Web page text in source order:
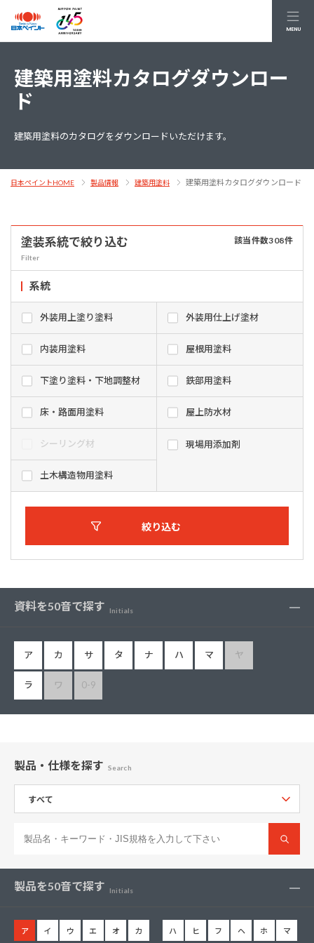
MENU
建築用塗料カタログダウンロー
ド
建築用塗料のカタログをダウンロードいただけます。
日本ペイントHOME 製品情報 建築用塗料 建築用塗料カタログダウンロード
塗装系統で絞り込む
Filter
該当件数308件
系統
外装用上塗り塗料 外装用仕上げ塗材
内装用塗料 屋根用塗料
下塗り塗料・下地調整材 鉄部用塗料
床・路面用塗料 屋上防水材
シーリング材 現場用添加剤
土木構造物用塗料
絞り込む
資料を50音で探す Initials
ア カ サ タ ナ ハ マ ヤ
ラ ワ 0-9
製品・仕様を探す Search
製品を50音で探す Initials
ア イ ウ エ オ カ ハ ヒ フ ヘ ホ マ